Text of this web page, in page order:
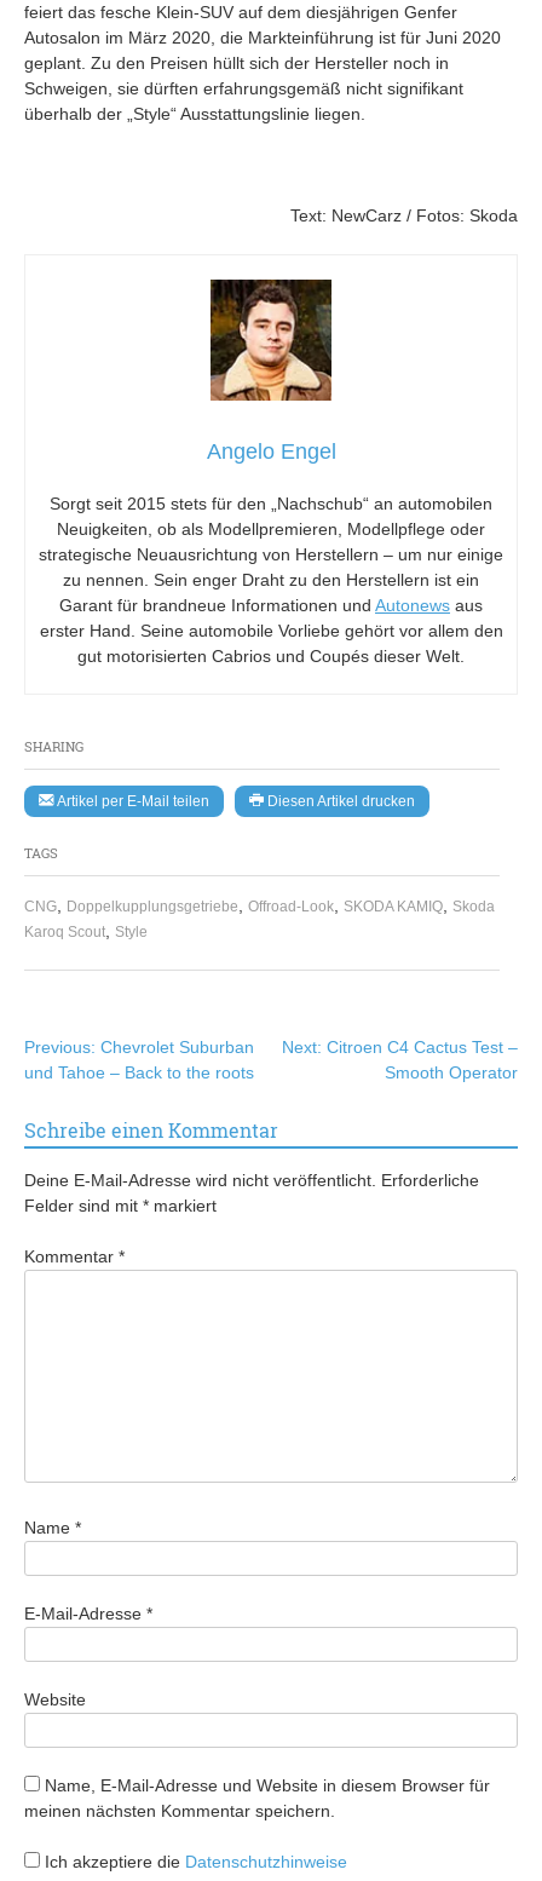
SHARING
Artikel per E-Mail teilen Diesen Artikel drucken
TAGS
CNG, Doppelkupplungsgetriebe, Offroad-Look, SKODA KAMIQ, Skoda
Karoq Scout, Style
feiert das fesche Klein-SUV auf dem diesjährigen Genfer
Autosalon im März 2020, die Markteinführung ist für Juni 2020
geplant. Zu den Preisen hüllt sich der Hersteller noch in
Schweigen, sie dürften erfahrungsgemäß nicht signifikant
überhalb der „Style“ Ausstattungslinie liegen.
Text: NewCarz / Fotos: Skoda
Angelo Engel
Sorgt seit 2015 stets für den „Nachschub“ an automobilen
Neuigkeiten, ob als Modellpremieren, Modellpflege oder
strategische Neuausrichtung von Herstellern – um nur einige
zu nennen. Sein enger Draht zu den Herstellern ist ein
Garant für brandneue Informationen und Autonews aus
erster Hand. Seine automobile Vorliebe gehört vor allem den
gut motorisierten Cabrios und Coupés dieser Welt.
Beitragsnavigation
Previous: Chevrolet Suburban
und Tahoe – Back to the roots
Next: Citroen C4 Cactus Test –
Smooth Operator
Schreibe einen Kommentar
Deine E-Mail-Adresse wird nicht veröffentlicht. Erforderliche
Felder sind mit * markiert
Kommentar *
Name *
E-Mail-Adresse *
Website
Name, E-Mail-Adresse und Website in diesem Browser für
meinen nächsten Kommentar speichern.
Ich akzeptiere die Datenschutzhinweise